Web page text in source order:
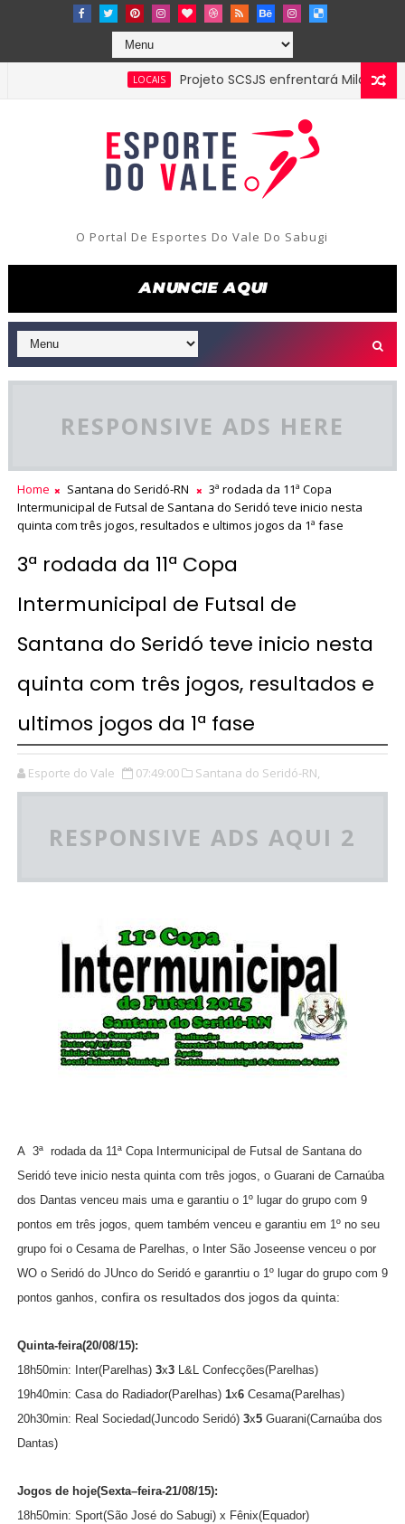
Projeto SCSJS enfrentará Milan de
O Portal De Esportes Do Vale Do Sabugi
RESPONSIVE ADS HERE
Home Santana do Seridó-RN
3ª rodada da 11ª Copa
Intermunicipal de Futsal de Santana do Seridó teve inicio nesta
quinta com três jogos, resultados e ultimos jogos da 1ª fase
3ª rodada da 11ª Copa
Intermunicipal de Futsal de
Santana do Seridó teve inicio nesta
quinta com três jogos, resultados e
ultimos jogos da 1ª fase
Esporte do Vale 07:49:00 Santana do Seridó-RN,
RESPONSIVE ADS AQUI 2
A 3ª rodada da 11ª Copa Intermunicipal de Futsal de Santana do
Seridó teve inicio nesta quinta com três jogos, o Guarani de Carnaúba
dos Dantas venceu mais uma e garantiu o 1º lugar do grupo com 9
pontos em três jogos, quem também venceu e garantiu em 1º no seu
grupo foi o Cesama de Parelhas, o Inter São Joseense venceu o por
WO o Seridó do JUnco do Seridó e garanrtiu o 1º lugar do grupo com 9
pontos ganhos, confira os resultados dos jogos da quinta:
Quinta-feira(20/08/15):
18h50min: Inter(Parelhas) 3x3L&L Confecções(Parelhas)
19h40min: Casa do Radiador(Parelhas) 1x6Cesama(Parelhas)
20h30min: Real Sociedad(Juncodo Seridó) 3x5Guarani(Carnaúba dos
Dantas)
Jogos de hoje(Sexta–feira-21/08/15):
18h50min: Sport(São José do Sabugi)x Fênix(Equador)